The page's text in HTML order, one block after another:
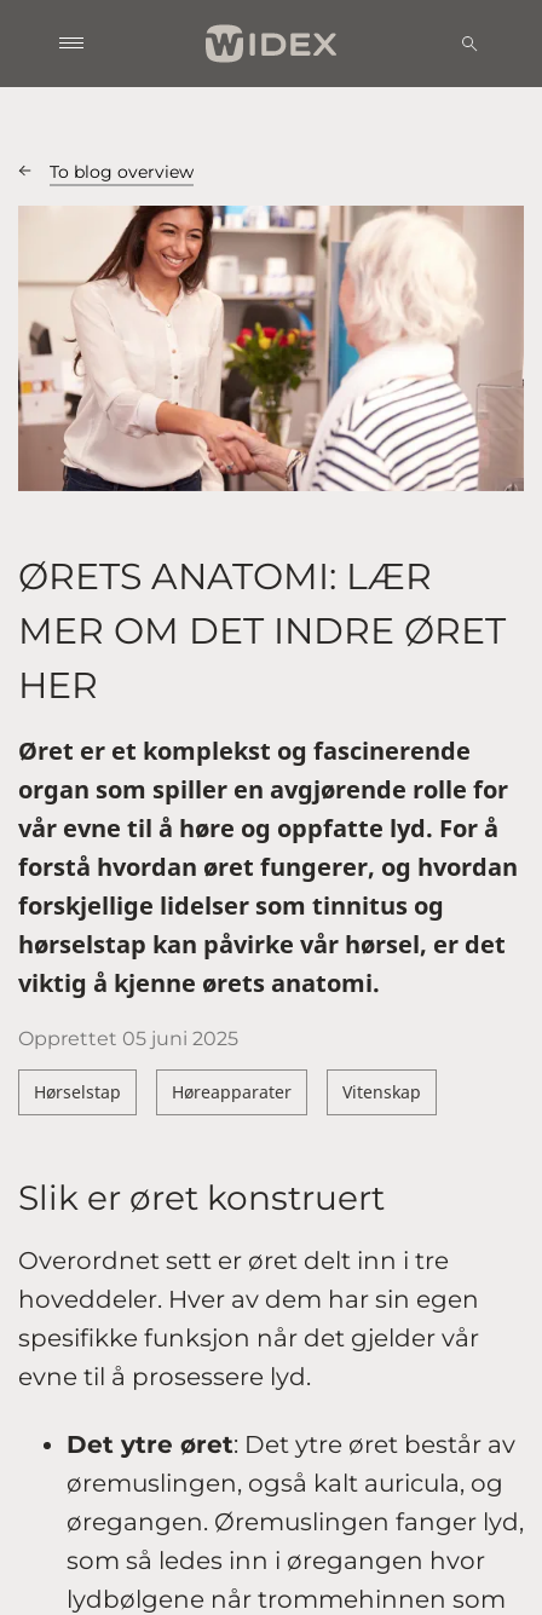
To blog overview
ØRETS ANATOMI: LÆR
MER OM DET INDRE ØRET
HER
Øret er et komplekst og fascinerende
organ som spiller en avgjørende rolle for
vår evne til å høre og oppfatte lyd. For å
forstå hvordan øret fungerer, og hvordan
forskjellige lidelser som tinnitus og
hørselstap kan påvirke vår hørsel, er det
viktig å kjenne ørets anatomi.
Opprettet 05 juni 2025
Hørselstap Høreapparater Vitenskap
Slik er øret konstruert
Overordnet sett er øret delt inn i tre
hoveddeler. Hver av dem har sin egen
spesifikke funksjon når det gjelder vår
evne til å prosessere lyd.
Det ytre øret: Det ytre øret består av
øremuslingen, også kalt auricula, og
øregangen. Øremuslingen fanger lyd,
som så ledes inn i øregangen hvor
lydbølgene når trommehinnen som